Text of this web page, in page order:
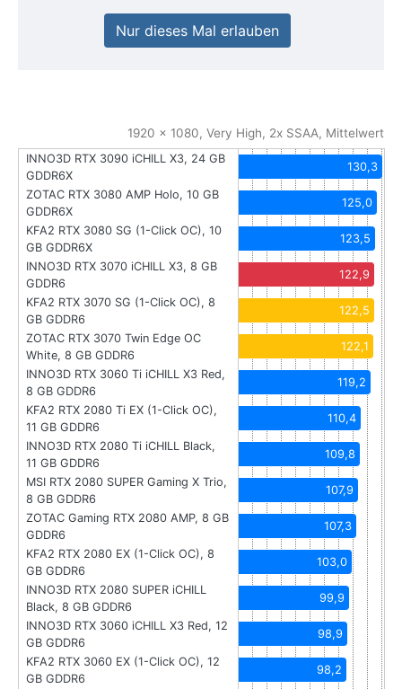
Nur dieses Mal erlauben
1920 x 1080, Very High, 2x SSAA, Mittelwert
INNO3D RTX 3090 iCHILL X3, 24 GB
GDDR6X
130,3
ZOTAC RTX 3080 AMP Holo, 10 GB
GDDR6X
125,0
KFA2 RTX 3080 SG (1-Click OC), 10
GB GDDR6X
123,5
INNO3D RTX 3070 iCHILL X3, 8 GB
GDDR6
122,9
KFA2 RTX 3070 SG (1-Click OC), 8
GB GDDR6
122,5
ZOTAC RTX 3070 Twin Edge OC
White, 8 GB GDDR6
122,1
INNO3D RTX 3060 Ti iCHILL X3 Red,
8 GB GDDR6
119,2
KFA2 RTX 2080 Ti EX (1-Click OC),
11 GB GDDR6
110,4
INNO3D RTX 2080 Ti iCHILL Black,
11 GB GDDR6
109,8
MSI RTX 2080 SUPER Gaming X Trio,
8 GB GDDR6
107,9
ZOTAC Gaming RTX 2080 AMP, 8 GB
GDDR6
107,3
KFA2 RTX 2080 EX (1-Click OC), 8
GB GDDR6
103,0
INNO3D RTX 2080 SUPER iCHILL
Black, 8 GB GDDR6
99,9
INNO3D RTX 3060 iCHILL X3 Red, 12
GB GDDR6
98,9
KFA2 RTX 3060 EX (1-Click OC), 12
GB GDDR6
98,2